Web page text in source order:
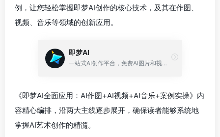
例，让您轻松掌握即梦AI创作的核心技术，及其在作图、
视频、音乐等领域的创新应用。
即梦AI
一站式AI创作平台，免费AI图片和视频生成。
《即梦AI全面应用：AI作图+AI视频+AI音乐+案例实操》内
容精心编排，沿两大主线逐步展开，确保读者能够系统地
掌握AI艺术创作的精髓。